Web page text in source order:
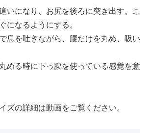
いになり、お尻を後ろに突き出す。こ
になるようにする。
息を吐きながら、腰だけを丸め、吸い
める時に下っ腹を使っている感覚を意
ズの詳細は動画をご覧ください。